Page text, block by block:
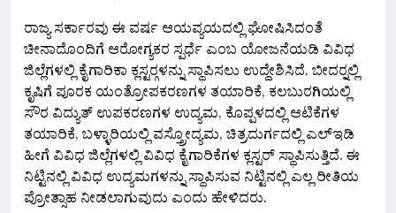
ರಾಜ್ಯ ಸರ್ಕಾರವು ಈ ವರ್ಷ ಆಯವ್ಯಯದಲ್ಲಿ ಘೋಷಿಸಿದಂತೆ
ಚೀನಾದೊಂದಿಗೆ ಆರೋಗ್ಯಕರ ಸ್ಪರ್ಧೆ ಎಂಬ ಯೋಜನೆಯಡಿ ವಿವಿಧ
ಜಿಲ್ಲೆಗಳಲ್ಲಿ ಕೈಗಾರಿಕಾ ಕ್ಲಸ್ಟರ್‍ಗಳನ್ನು ಸ್ಥಾಪಿಸಲು ಉದ್ದೇಶಿಸಿದೆ. ಬೀದರ್‍ನಲ್ಲಿ
ಕೃಷಿಗೆ ಪೂರಕ ಯಂತ್ರೋಪಕರಣಗಳ ತಯಾರಿಕೆ, ಕಲಬುರಗಿಯಲ್ಲಿ
ಸೌರ ವಿದ್ಯುತ್ ಉಪಕರಣಗಳ ಉದ್ಯಮ, ಕೊಪ್ಪಳದಲ್ಲಿ ಆಟಿಕೆಗಳ
ತಯಾರಿಕೆ, ಬಳ್ಳಾರಿಯಲ್ಲಿ ವಸ್ತ್ರೋದ್ಯಮ, ಚಿತ್ರದುರ್ಗದಲ್ಲಿ ಎಲ್‍ಇಡಿ
ಹೀಗೆ ವಿವಿಧ ಜಿಲ್ಲೆಗಳಲ್ಲಿ ವಿವಿಧ ಕೈಗಾರಿಕೆಗಳ ಕ್ಲಸ್ಟರ್ ಸ್ಥಾಪಿಸುತ್ತಿದೆ. ಈ
ನಿಟ್ಟಿನಲ್ಲಿ ವಿವಿಧ ಉದ್ಯಮಗಳನ್ನು ಸ್ಥಾಪಿಸುವ ನಿಟ್ಟಿನಲ್ಲಿ ಎಲ್ಲ ರೀತಿಯ
ಪ್ರೋತ್ಸಾಹ ನೀಡಲಾಗುವುದು ಎಂದು ಹೇಳಿದರು.